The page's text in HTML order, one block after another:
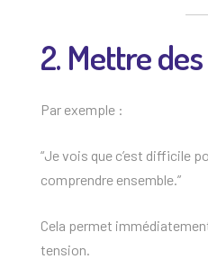
2. Mettre
Par exemple :
“Je vois que c’est difficile
comprendre ensemble.”
Cela permet
tension.